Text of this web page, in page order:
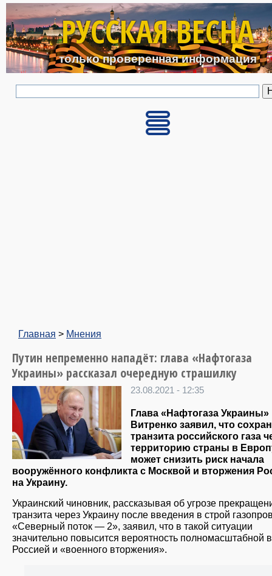
Перейти к основному
РУССКАЯ ВЕСНА
только проверенная информация
Главная > Мнения
Путин непременно нападёт: глава «Нафтогаза
Украины» рассказал очередную страшилку
23.08.2021 - 12:35
Глава «Нафтогаза
Витренко заявил, что
транзита российского газа
территорию страны в
может снизить риск начала
вооружённого конфликта с Москвой и вторжения
на Украину.
Украинский чиновник, рассказывая об угрозе
транзита через Украину после введения в строй
«Северный поток — 2», заявил, что в такой ситуации
значительно повысится вероятность полномасштабной
Россией и «военного вторжения».